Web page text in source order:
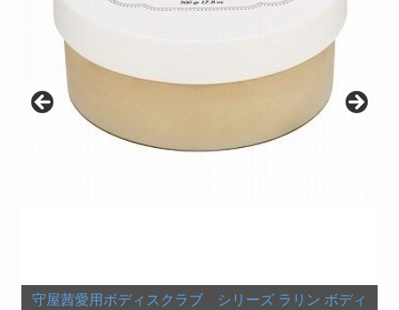
【中古】タオル・手ぬぐい(女性) 欅坂46 ツアー箱推
志田愛佳愛用シャンプー スリー THREE スキャルプ
志田愛佳愛用コンディショナー スリー THREE スキ
守屋茜愛用バスオイル ポール・シェリー PAUL
守屋茜愛用ボディスクラブ シリーズ ラリン ボディ